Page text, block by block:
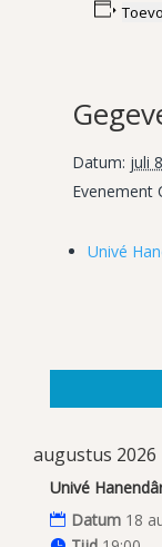
Datum: juli 8
Evenement
Univé
augustus 2026
Univé
Datum 18